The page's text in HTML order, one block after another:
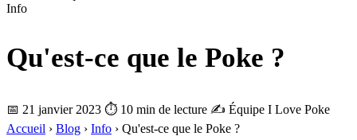
Info
Qu'est-ce que le Poke ?
📅 21 janvier 2023 ⏱ 10 min de lecture ✍️ Équipe I Love Poke
Accueil › Blog › Info › Qu'est-ce que le Poke ?